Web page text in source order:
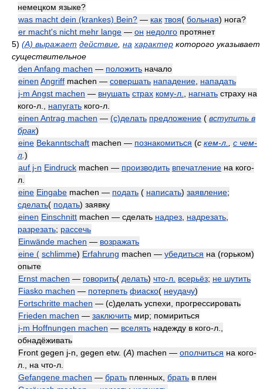
немецком языке?
was macht dein (krankes) Bein? — как твоя( больная) нога?
er macht's nicht mehr lange — он недолго протянет
5) (A) выражает действие на характер которого указывает
существительное
den Anfang machen — положить начало
einen Angriff machen — совершать нападение нападать
j-m Angst machen — внушать страх кому-л. нагнать страху на
кого-л., напугать кого-л.
einen Antrag machen — (с)делать предложение ( вступить в
брак)
eine Bekanntschaft machen — познакомиться (с кем-л.
с чем-
л )
auf j-n Eindruck machen — производить впечатление на кого-
л.
eine Eingabe machen — подать ( написать) заявление;
сделать( подать) заявку
einen Einschnitt machen — сделать надрез надрезать
разрезать; рассечь
Einwände machen — возражать
eine ( schlimme) Erfahrung machen — убедиться на (горьком)
опыте
Ernst machen — говорить( делать) что-л. всерьёз; не шутить
Fiasko machen — потерпеть фиаско( неудачу)
Fortschritte machen — (с)делать успехи, прогрессировать
Frieden machen — заключить мир; помириться
j-m Hoffnungen machen — вселять надежду в кого-л.,
обнадёживать
Front gegen j-n, gegen etw. (A) machen — ополчиться на кого-
л., на что-л.
Gefangene machen — брать пленных, брать в плен